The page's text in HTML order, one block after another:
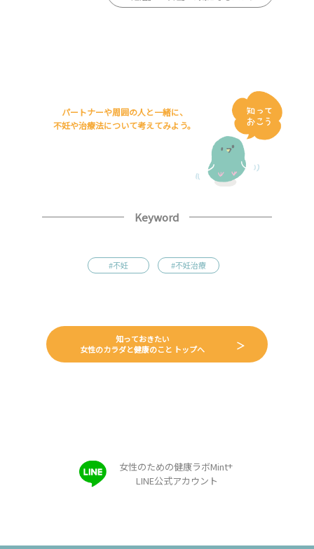
パートナーや周囲の人と一緒に、
不妊や治療法について考えてみよう。
Keyword
#不妊 #不妊治療
知っておきたい
女性のカラダと健康のこと トップへ
女性のための健康ラボMint+
LINE公式アカウント